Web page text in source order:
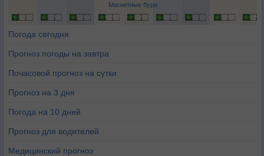
Магнитные бури
Погода сегодня
Прогноз погоды на завтра
Почасовой прогноз на сутки
Прогноз на 3 дня
Погода на 10 дней
Прогноз для водителей
Медицинский прогноз